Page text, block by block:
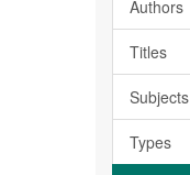
Authors
Titles
Subjects
Types